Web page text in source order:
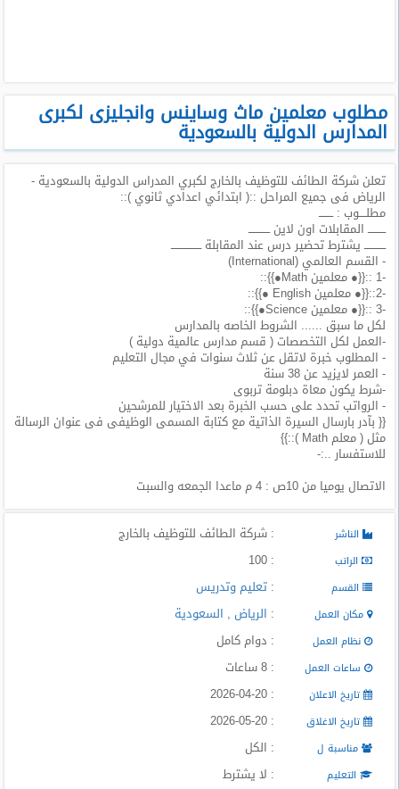
تصفح
الوظائف
وظائف
اليوم
وظائف
السعودية
اليوم
وظائف
مصر
اليوم
وظائف
حكومية
المدونة
مطلوب معلمين ماث وساينس وانجليزى لكبرى
المدارس الدولية بالسعودية
تعلن شركة الطائف للتوظيف بالخارج لكبري المدراس الدولية بالسعودية -
الرياض فى جميع المراحل ::( ابتدائي اعدادي ثانوي )::
مطلــــوب : ــــــــ
ــــــــــ المقابلات اون لاين ــــــــــــ
ــــــــــــ يشترط تحضير درس عند المقابلة ـــــــــــــــــ
- القسم العالمي (International)
-1 ::{{● معلمين Math●}}::
-2::{{● معلمين English ●}}::
-3 ::{{● معلمين Science●}}::
لكل ما سبق ...... الشروط الخاصه بالمدارس
-العمل لكل التخصصات ( قسم مدارس عالمية دولية )
- المطلوب خبرة لاتقل عن ثلاث سنوات في مجال التعليم
- العمر لايزيد عن 38 سنة
-شرط يكون معاة دبلومة تربوى
- الرواتب تحدد على حسب الخبرة بعد الاختيار للمرشحين
{{ بآدر بارسال السيرة الذاتية مع كتابة المسمى الوظيفى فى عنوان الرسالة
مثل ( معلم Math )::}}
للاستفسار ..:-
الاتصال يوميا من 10ص : 4 م ماعدا الجمعه والسبت
الناشر : شركة الطائف للتوظيف بالخارج
الراتب : 100
القسم : تعليم وتدريس
مكان العمل : الرياض , السعودية
نظام العمل : دوام كامل
ساعات العمل : 8 ساعات
تاريخ الاعلان : 2026-04-20
تاريخ الاغلاق : 2026-05-20
مناسبة ل : الكل
التعليم : لا يشترط